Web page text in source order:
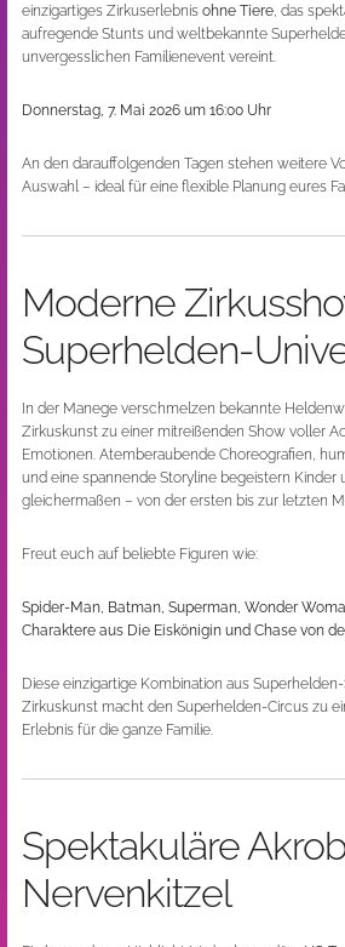
einzigartiges Zirkuserlebnisohne Tiere , das
aufregende Stunts und weltbekannte
unvergesslichen Familienevent vereint.
Donnerstag, 7. Mai 2026 um 16:00 Uhr
An den darauffolgenden Tagen stehen weitere
Auswahl – ideal für eine flexible Planung eures
Moderne
Superhelden-
In der Manege verschmelzen bekannte
Zirkuskunst zu einer mitreißenden Show voller
Emotionen. Atemberaubende Choreografien,
und eine spannende Storyline begeistern Kinder
gleichermaßen – von der ersten bis zur letzten
Freut euch auf beliebte Figuren wie:
Spider-Man, Batman, Superman, Wonder
Charaktere aus Die Eiskönigin und Chase von
Diese einzigartige Kombination aus
Zirkuskunst macht den Superhelden-Circus zu
Erlebnis für die ganze Familie.
Spektakuläre
Nervenkitzel